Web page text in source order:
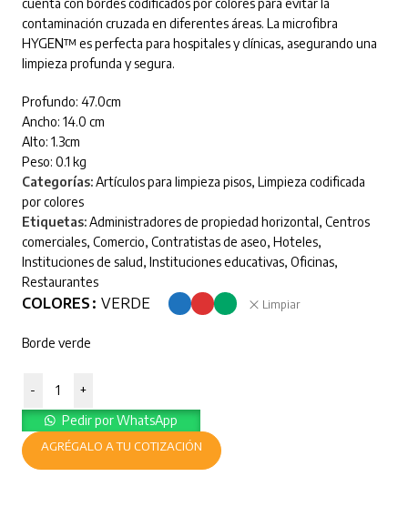
contaminación cruzada en diferentes áreas. La microfibra
HYGEN™ es perfecta para hospitales y clínicas, asegurando una
limpieza profunda y segura.
Profundo: 47.0cm
Ancho: 14.0 cm
Alto: 1.3cm
Peso: 0.1 kg
Categorías:Artículos para limpieza pisos, Limpieza codificada
por colores
Etiquetas:Administradores de propiedad horizontal, Centros
comerciales, Comercio, Contratistas de aseo, Hoteles,
Instituciones de salud, Instituciones educativas, Oficinas,
Restaurantes
COLORES VERDE Limpiar
Borde verde
-
+
Pedir por WhatsApp
AGRÉGALO A TU COTIZACIÓN